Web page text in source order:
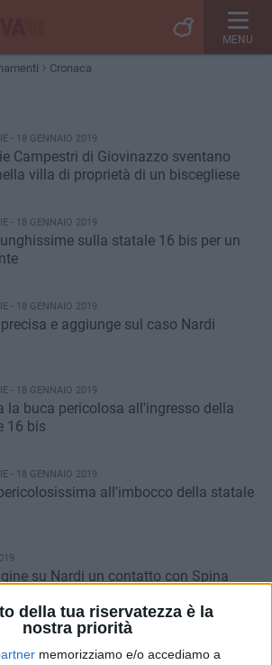
della tua riservatezza è la
nostra priorità
memorizziamo e/o accediamo a
MENU
Cronaca
- 18 GENNAIO 2019
Campestri di Giovinazzo sventano
villa di proprietà di un biscegliese
- 18 GENNAIO 2019
sulla statale 16 bis per un
- 18 GENNAIO 2019
e aggiunge sul caso Nardi
- 18 GENNAIO 2019
la buca pericolosa all'ingresso della
16 bis
- 18 GENNAIO 2019
all'imbocco della statale
su Nardi un contatto con Spina
si avvale della facoltà di non
Nardi e Di Chiaro respingono le